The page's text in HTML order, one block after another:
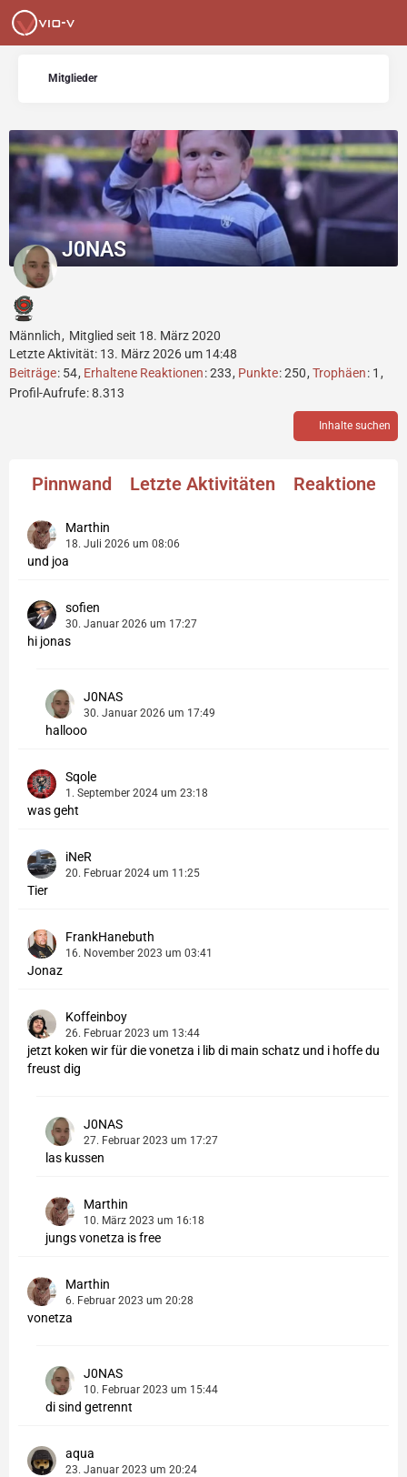
Mitglieder
J0NAS
Männlich
Mitglied seit 18. März 2020
Letzte Aktivität: 13. März 2026 um 14:48
Beiträge 54 Erhaltene Reaktionen 233 Punkte 250 Trophäen 1
Profil-Aufrufe 8.313
Inhalte suchen
Pinnwand Letzte Aktivitäten Reaktionen
Marthin
18. Juli 2026 um 08:06
und joa
sofien
30. Januar 2026 um 17:27
hi jonas
J0NAS
30. Januar 2026 um 17:49
hallooo
Sqole
1. September 2024 um 23:18
was geht
iNeR
20. Februar 2024 um 11:25
Tier
FrankHanebuth
16. November 2023 um 03:41
Jonaz
Koffeinboy
26. Februar 2023 um 13:44
jetzt koken wir für die vonetza i lib di main schatz und i hoffe du
freust dig
J0NAS
27. Februar 2023 um 17:27
las kussen
Marthin
10. März 2023 um 16:18
jungs vonetza is free
Marthin
6. Februar 2023 um 20:28
vonetza
J0NAS
10. Februar 2023 um 15:44
di sind getrennt
aqua
23. Januar 2023 um 20:24